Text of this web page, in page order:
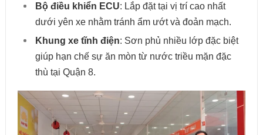
Bộ điều khiển ECU: Lắp đặt tại vị trí cao nhất
dưới yên xe nhằm tránh ẩm ướt và đoản mạch.
Khung xe tĩnh điện: Sơn phủ nhiều lớp đặc biệt
giúp hạn chế sự ăn mòn từ nước triều mặn đặc
thù tại Quận 8.